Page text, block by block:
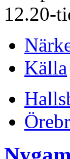
12.20-
Källa